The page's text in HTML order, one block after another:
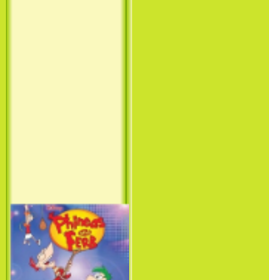
Фархат: Принц Персии /